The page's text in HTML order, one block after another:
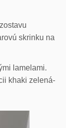
skrinku na
lamelami.
khaki zelená-